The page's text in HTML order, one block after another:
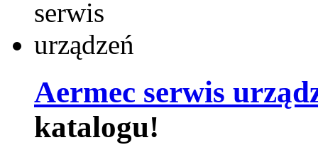
Aermec serwis
katalogu!